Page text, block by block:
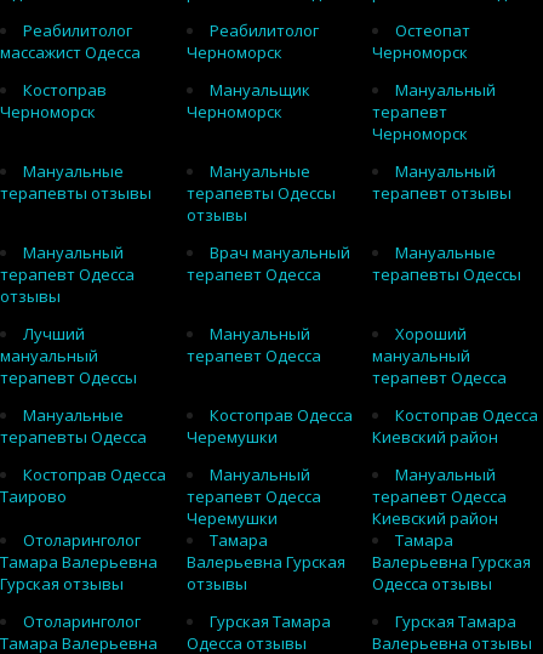
Реабилитолог
массажист Одесса
Реабилитолог
Черноморск
Остеопат
Черноморск
Костоправ
Черноморск
Мануальщик
Черноморск
Мануальный
терапевт
Черноморск
Мануальные
терапевты отзывы
Мануальные
терапевты Одессы
отзывы
Мануальный
терапевт отзывы
Мануальный
терапевт Одесса
отзывы
Врач мануальный
терапевт Одесса
Мануальные
терапевты Одессы
Лучший
мануальный
терапевт Одессы
Мануальный
терапевт Одесса
Хороший
мануальный
терапевт Одесса
Мануальные
терапевты Одесса
Костоправ Одесса
Черемушки
Костоправ Одесса
Киевский район
Костоправ Одесса
Таирово
Мануальный
терапевт Одесса
Черемушки
Мануальный
терапевт Одесса
Киевский район
Отоларинголог
Тамара Валерьевна
Гурская отзывы
Тамара
Валерьевна Гурская
отзывы
Тамара
Валерьевна Гурская
Одесса отзывы
Отоларинголог
Тамара Валерьевна
Гурская Тамара
Одесса отзывы
Гурская Тамара
Валерьевна отзывы